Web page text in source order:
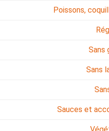
Poissons,
Sans
Sans
Sauces et